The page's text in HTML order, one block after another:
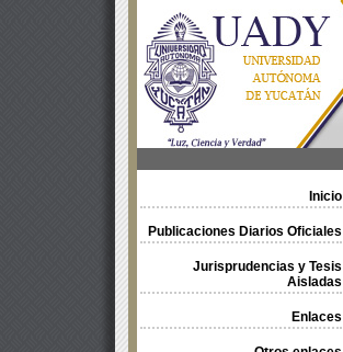
Inicio
Publicaciones Diarios Oficiales
Jurisprudencias y Tesis
Aisladas
Enlaces